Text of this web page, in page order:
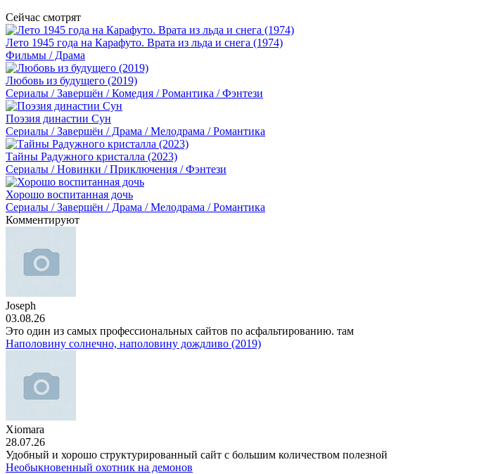
Сейчас смотрят
Лето 1945 года на Карафуто. Врата из льда и снега (1974)
Фильмы / Драма
Любовь из будущего (2019)
Сериалы / Завершён / Комедия / Романтика / Фэнтези
Поэзия династии Сун
Сериалы / Завершён / Драма / Мелодрама / Романтика
Тайны Радужного кристалла (2023)
Сериалы / Новинки / Приключения / Фэнтези
Хорошо воспитанная дочь
Сериалы / Завершён / Драма / Мелодрама / Романтика
Комментируют
Joseph
03.08.26
Это один из самых профессиональных сайтов по асфальтированию. там
Наполовину солнечно, наполовину дождливо (2019)
Xiomara
28.07.26
Удобный и хорошо структурированный сайт с большим количеством полезной
Необыкновенный охотник на демонов